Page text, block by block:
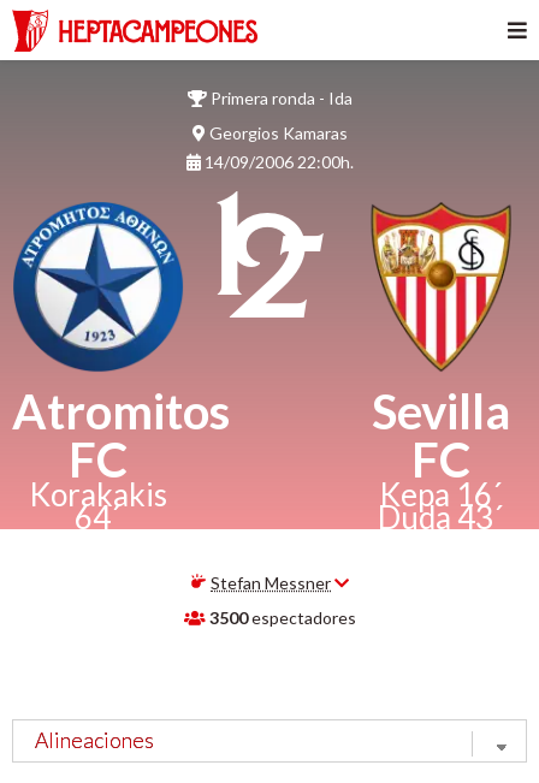
Primera ronda - Ida
Georgios Kamaras
14/09/2006 22:00h.
Atromitos
FC
Korakakis
64´
1 -
2
Sevilla
FC
Kepa 16´
Duda 43´
Stefan Messner
3500espectadores